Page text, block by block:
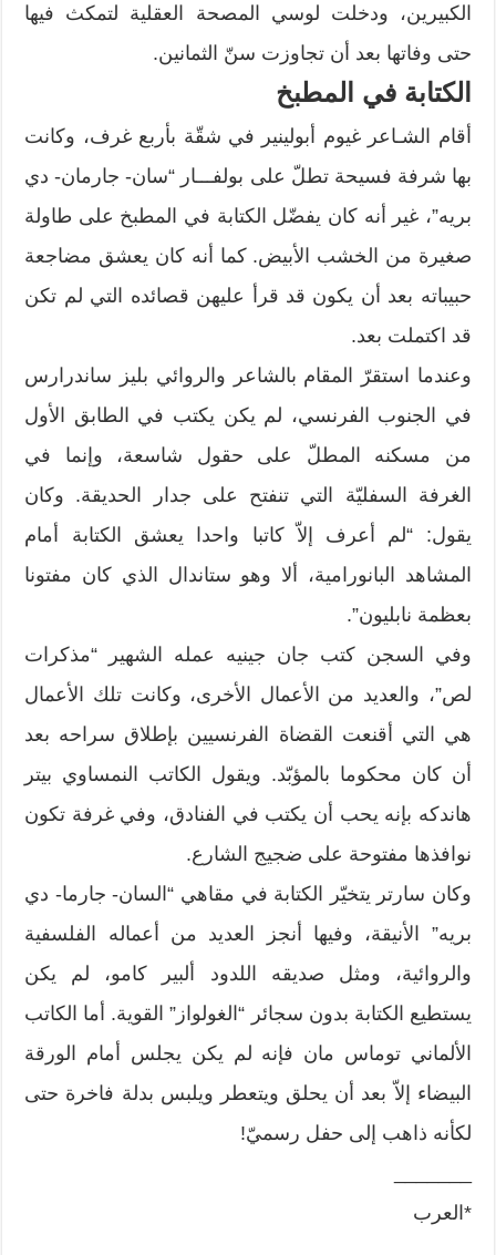
الكبيرين، ودخلت لوسي المصحة العقلية لتمكث فيها
حتى وفاتها بعد أن تجاوزت سنّ الثمانين.
الكتابة في المطبخ
أقام الشـاعر غيوم أبولينير في شقّة بأربع غرف، وكانت
بها شرفة فسيحة تطلّ على بولفـــار “سان- جارمان- دي
بريه”، غير أنه كان يفضّل الكتابة في المطبخ على طاولة
صغيرة من الخشب الأبيض. كما أنه كان يعشق مضاجعة
حبيباته بعد أن يكون قد قرأ عليهن قصائده التي لم تكن
قد اكتملت بعد.
وعندما استقرّ المقام بالشاعر والروائي بليز ساندرارس
في الجنوب الفرنسي، لم يكن يكتب في الطابق الأول
من مسكنه المطلّ على حقول شاسعة، وإنما في
الغرفة السفليّة التي تنفتح على جدار الحديقة. وكان
يقول: “لم أعرف إلاّ كاتبا واحدا يعشق الكتابة أمام
المشاهد البانورامية، ألا وهو ستاندال الذي كان مفتونا
بعظمة نابليون”.
وفي السجن كتب جان جينيه عمله الشهير “مذكرات
لص”، والعديد من الأعمال الأخرى، وكانت تلك الأعمال
هي التي أقنعت القضاة الفرنسيين بإطلاق سراحه بعد
أن كان محكوما بالمؤبّد. ويقول الكاتب النمساوي بيتر
هاندكه بإنه يحب أن يكتب في الفنادق، وفي غرفة تكون
نوافذها مفتوحة على ضجيج الشارع.
وكان سارتر يتخيّر الكتابة في مقاهي “السان- جارما- دي
بريه” الأنيقة، وفيها أنجز العديد من أعماله الفلسفية
والروائية، ومثل صديقه اللدود ألبير كامو، لم يكن
يستطيع الكتابة بدون سجائر “الغولواز” القوية. أما الكاتب
الألماني توماس مان فإنه لم يكن يجلس أمام الورقة
البيضاء إلاّ بعد أن يحلق ويتعطر ويلبس بدلة فاخرة حتى
لكأنه ذاهب إلى حفل رسميّ!
*العرب